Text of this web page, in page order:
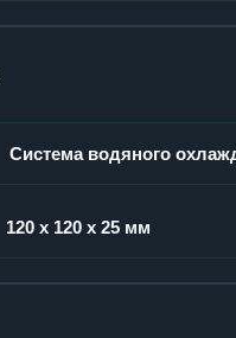
Система водяного
120 x 120 x 25 мм